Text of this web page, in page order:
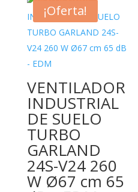
era:
109.95€.87.95€.
¡Oferta!
VENTILADOR
INDUSTRIAL
DE SUELO
TURBO
GARLAND
24S-V24 260
W Ø67 cm 65